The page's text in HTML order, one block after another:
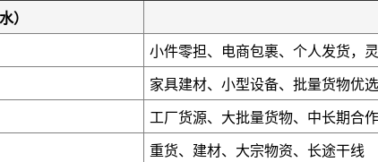
）
小件零担、电商包裹、个人发货，灵
家具建材、小型设备、批量货物优选
工厂货源、大批量货物、中长期合作
重货、建材、大宗物资、长途干线